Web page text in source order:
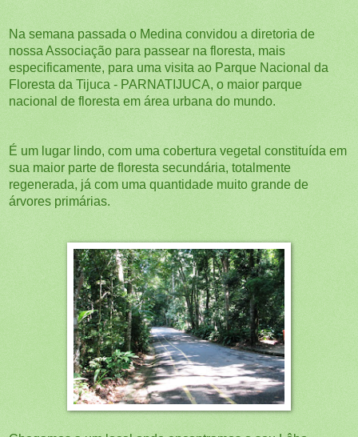
Na semana passada o Medina convidou a diretoria de
nossa Associação para passear na floresta, mais
especificamente, para uma visita ao Parque Nacional da
Floresta da Tijuca - PARNATIJUCA, o maior parque
nacional de floresta em área urbana do mundo.
É um lugar lindo, com uma cobertura vegetal constituída em
sua maior parte de floresta secundária, totalmente
regenerada, já com uma quantidade muito grande de
árvores primárias.